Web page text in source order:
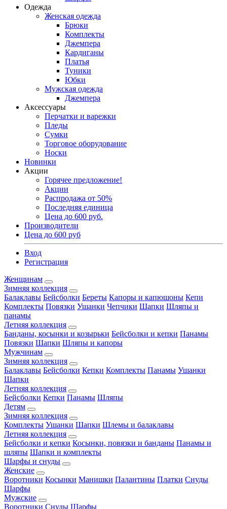
Одежда
Женская одежда
Брюки
Комплекты
Джемпера
Кардиганы
Платья
Туники
Юбки
Мужская одежда
Джемпера
Аксессуары
Перчатки и варежки
Пледы
Сумки
Торговое оборудование
Носки
Новинки
Акции
Горячее предложение!
Акции
Распродажа от 50%
Последняя единица
Цена до 600 руб.
Производители
Цена до 600 руб
Вход
Регистрация
Женщинам
Зимняя коллекция
Балаклавы Бейсболки Береты Капоры и капюшоны Кепи
Комплекты Повязки Ушанки Чепчики Шапки Шляпы и
панамы
Летняя коллекция
Банданы, косынки и козырьки Бейсболки и кепки Панамы
Повязки Шапки Шляпы и капоры
Мужчинам
Зимняя коллекция
Балаклавы Бейсболки Кепки Комплекты Панамы Ушанки
Шапки
Летняя коллекция
Бейсболки Кепки Панамы Шляпы
Детям
Зимняя коллекция
Комплекты Ушанки Шапки Шлемы и балаклавы
Летняя коллекция
Бейсболки и кепки Косынки, повязки и банданы Панамы и
шляпы Шапки и комплекты
Шарфы и снуды
Женские
Воротники Косынки Манишки Палантины Платки Снуды
Шарфы
Мужские
Воротники Снуды Шарфы